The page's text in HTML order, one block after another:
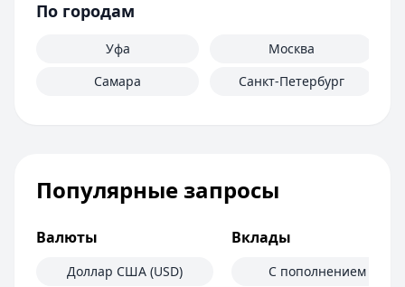
По городам
Уфа
Самара
Москва
Санкт-Петербург
Популярные запросы
Валюты
Доллар США (USD)
Вклады
С пополнением